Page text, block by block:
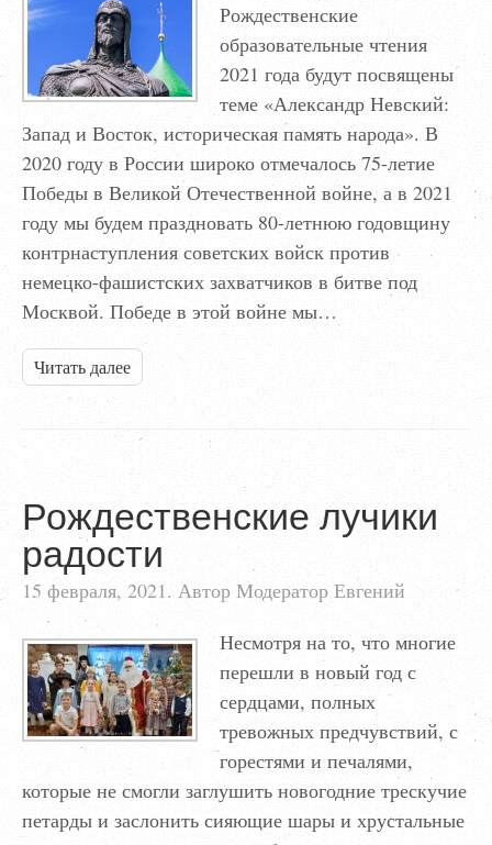
Рождественские
образовательные чтения
2021 года будут посвящены
теме «Александр Невский:
Запад и Восток, историческая память народа». В
2020 году в России широко отмечалось 75-летие
Победы в Великой Отечественной войне, а в 2021
году мы будем праздновать 80-летнюю годовщину
контрнаступления советских войск против
немецко-фашистских захватчиков в битве под
Москвой. Победе в этой войне мы…
Читать далее
Рождественские лучики
радости
15 февраля, 2021. Автор Модератор Евгений
Несмотря на то, что многие
перешли в новый год с
сердцами, полных
тревожных предчувствий, с
горестями и печалями,
которые не смогли заглушить новогодние трескучие
петарды и заслонить сияющие шары и хрустальные